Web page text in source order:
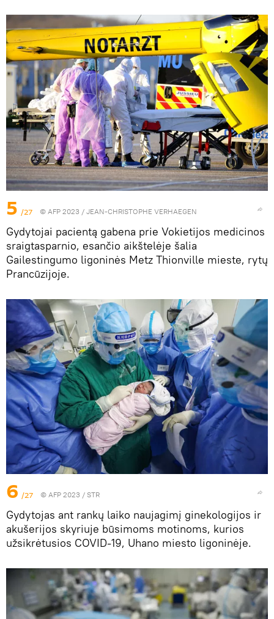
5 /27 © AFP 2023 / JEAN-CHRISTOPHE VERHAEGEN
Gydytojai pacientą gabena prie Vokietijos medicinos
sraigtasparnio, esančio aikštelėje šalia
Gailestingumo ligoninės Metz Thionville mieste, rytų
Prancūzijoje.
6 /27 © AFP 2023 / STR
Gydytojas ant rankų laiko naujagimį ginekologijos ir
akušerijos skyriuje būsimoms motinoms, kurios
užsikrėtusios COVID-19, Uhano miesto ligoninėje.